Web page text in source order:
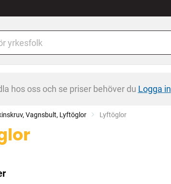
hos oss och se priser behöver du Logga in
Vagnsbult, Lyftöglor Current:
Lyftöglor